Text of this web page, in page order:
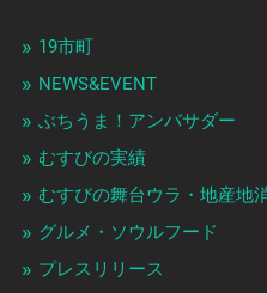
19市町
NEWS&EVENT
ぶちうま！アンバサダー
むすびの実績
むすびの舞台ウラ・地産地
グルメ・ソウルフード
プレスリリース